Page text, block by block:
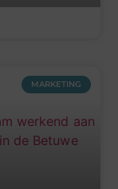
MARKETING